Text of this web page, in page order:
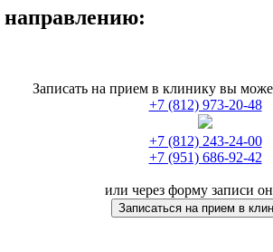
Записать на прием в клинику вы
+7 (812) 973-20-48
+7 (812) 243-24-00
+7 (951) 686-92-42
или через форму записи
Записаться на прием в